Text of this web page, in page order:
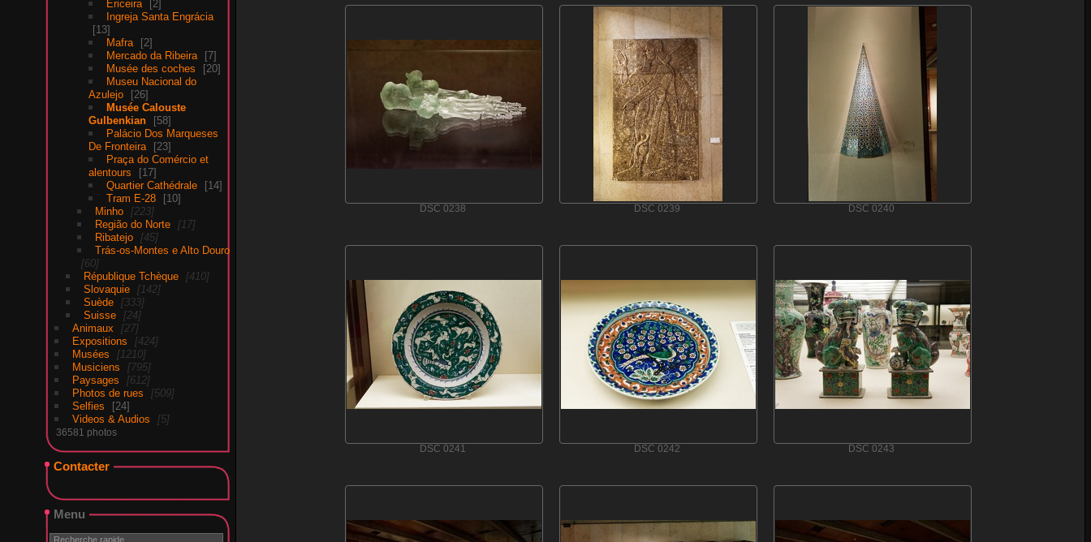
Ericeira
2
Ingreja Santa Engrácia
13
Mafra
2
Mercado da Ribeira
7
Musée des coches
20
Museu Nacional do
Azulejo
26
Musée Calouste
Gulbenkian
58
Palácio Dos Marqueses
De Fronteira
23
Praça do Comércio et
alentours
17
Quartier Cathédrale
14
Tram E-28
10
Minho
223
Região do Norte
17
Ribatejo
45
Trás-os-Montes e Alto Douro
60
République Tchèque
410
Slovaquie
142
Suède
333
Suisse
24
Animaux
27
Expositions
424
Musées
1210
Musiciens
795
Paysages
612
Photos de rues
509
Selfies
24
Videos & Audios
5
36581 photos
Contacter
Menu
DSC 0238 DSC 0239 DSC 0240
DSC 0241 DSC 0242 DSC 0243